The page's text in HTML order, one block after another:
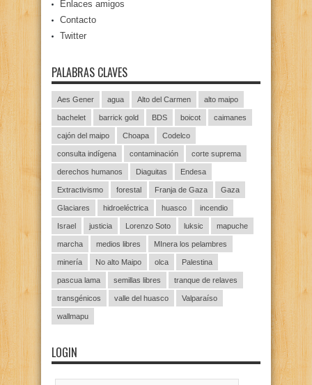
Enlaces amigos
Contacto
Twitter
PALABRAS CLAVES
Aes Gener agua Alto del Carmen alto maipo
bachelet barrick gold BDS boicot caimanes
cajón del maipo Choapa Codelco
consulta indígena contaminación corte suprema
derechos humanos Diaguitas Endesa
Extractivismo forestal Franja de Gaza Gaza
Glaciares hidroeléctrica huasco incendio
Israel justicia Lorenzo Soto luksic mapuche
marcha medios libres MInera los pelambres
minería No alto Maipo olca Palestina
pascua lama semillas libres tranque de relaves
transgénicos valle del huasco Valparaíso
wallmapu
LOGIN